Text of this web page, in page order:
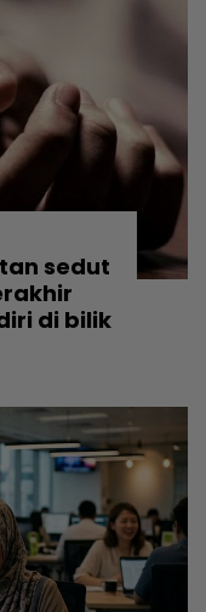
sedut
di bilik